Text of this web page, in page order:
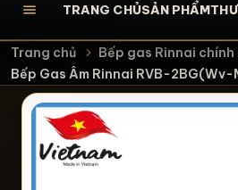
TRANG CHỦSẢN PHẨM
Trang chủ
Bếp gas Rinnai chính
Bếp Gas Âm Rinnai RVB-2BG(Wv-